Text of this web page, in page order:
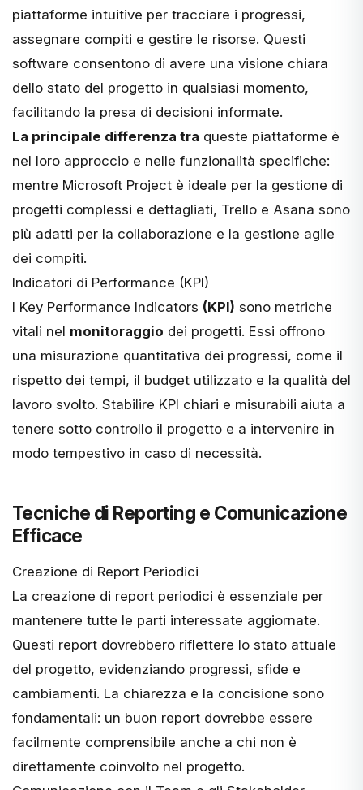
piattaforme intuitive per tracciare i progressi,
assegnare compiti e gestire le risorse. Questi
software consentono di avere una visione chiara
dello stato del progetto in qualsiasi momento,
facilitando la presa di decisioni informate.
La principale differenza tra queste piattaforme è
nel loro approccio e nelle funzionalità specifiche:
mentre Microsoft Project è ideale per la gestione di
progetti complessi e dettagliati, Trello e Asana sono
più adatti per la collaborazione e la gestione agile
dei compiti.
Indicatori di Performance (KPI)
I Key Performance Indicators (KPI) sono metriche
vitali nel monitoraggio dei progetti. Essi offrono
una misurazione quantitativa dei progressi, come il
rispetto dei tempi, il budget utilizzato e la qualità del
lavoro svolto. Stabilire KPI chiari e misurabili aiuta a
tenere sotto controllo il progetto e a intervenire in
modo tempestivo in caso di necessità.
Tecniche di Reporting e Comunicazione
Efficace
Creazione di Report Periodici
La creazione di report periodici è essenziale per
mantenere tutte le parti interessate aggiornate.
Questi report dovrebbero riflettere lo stato attuale
del progetto, evidenziando progressi, sfide e
cambiamenti. La chiarezza e la concisione sono
fondamentali: un buon report dovrebbe essere
facilmente comprensibile anche a chi non è
direttamente coinvolto nel progetto.